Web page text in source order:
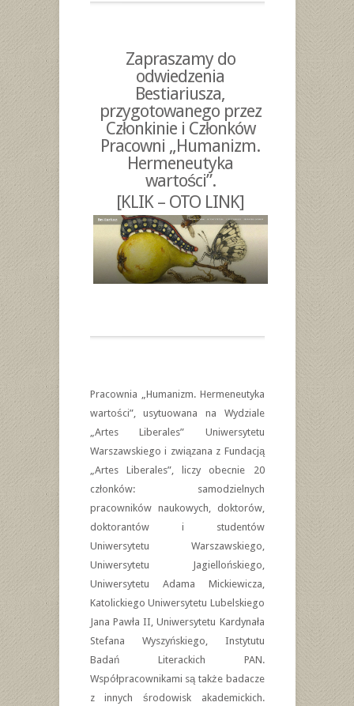
Zapraszamy do
odwiedzenia
Bestiariusza,
przygotowanego przez
Członkinie i Członków
Pracowni „Humanizm.
Hermeneutyka
wartości”.
[KLIK – OTO LINK]
Pracownia „Humanizm. Hermeneutyka
wartości”, usytuowana na Wydziale
„Artes Liberales” Uniwersytetu
Warszawskiego i związana z Fundacją
„Artes Liberales”, liczy obecnie 20
członków: samodzielnych
pracowników naukowych, doktorów,
doktorantów i studentów
Uniwersytetu Warszawskiego,
Uniwersytetu Jagiellońskiego,
Uniwersytetu Adama Mickiewicza,
Katolickiego Uniwersytetu Lubelskiego
Jana Pawła II, Uniwersytetu Kardynała
Stefana Wyszyńskiego, Instytutu
Badań Literackich PAN.
Współpracownikami są także badacze
z innych środowisk akademickich.